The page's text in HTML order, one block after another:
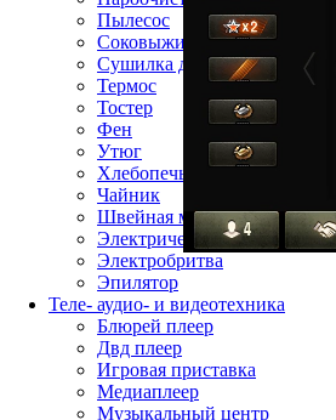
Пылесос
Соковыжималка
Сушилка для фруктов
Термос
Тостер
Фен
Утюг
Хлебопечь
Чайник
Швейная машина
Электрическая зубная щётка
Электробритва
Эпилятор
Теле- аудио- и видеотехника
Блюрей плеер
Двд плеер
Игровая приставка
Медиаплеер
Музыкальный центр